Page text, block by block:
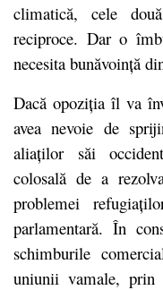
climatică, cele
reciproce. Dar o
necesita bunăvoință
Dacă opoziția îl va
avea nevoie de
aliaților săi
colosală de a
problemei
parlamentară. În
schimburile
uniunii vamale, prin